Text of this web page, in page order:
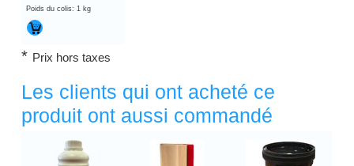
Poids du colis: 1 kg
* Prix hors taxes
Les clients qui ont acheté ce
produit ont aussi commandé
Titre 1